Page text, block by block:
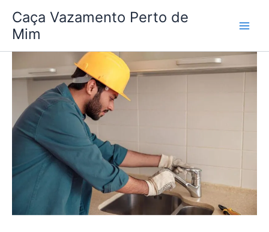
para
conteúdo
Caça Vazamento Perto de
Mim